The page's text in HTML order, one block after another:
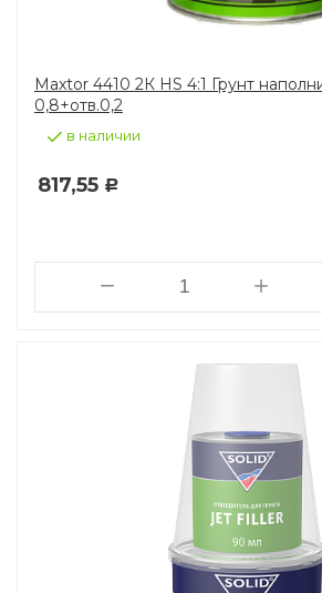
Maxtor 4410 2К HS 4:1 Грунт
0,8+отв.0,2
в наличии
817,55 Р